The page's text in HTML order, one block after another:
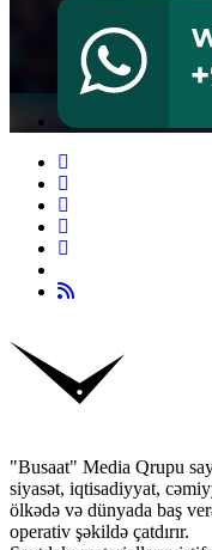
"Busaat" Media Qrupu
siyasət, iqtisadiyyat,
ölkədə və dünyada baş
operativ şəkildə çatdırır.